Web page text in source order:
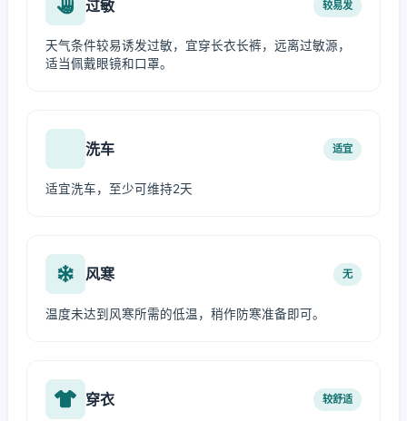
过敏 较易发
天气条件较易诱发过敏，宜穿长衣长裤，远离过敏源，
适当佩戴眼镜和口罩。
洗车 适宜
适宜洗车，至少可维持2天
风寒 无
温度未达到风寒所需的低温，稍作防寒准备即可。
穿衣 较舒适